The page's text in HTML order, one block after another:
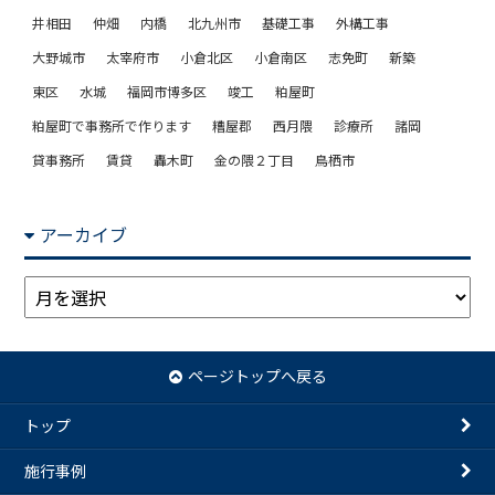
井相田 仲畑 内橋 北九州市 基礎工事
外構工事
大野城市
太宰府市 小倉北区 小倉南区 志免町
新築
東区
水城 福岡市博多区 竣工
粕屋町
粕屋町で事務所で作ります
糟屋郡 西月隈 診療所
諸岡
貸事務所
賃貸 轟木町 金の隈２丁目 鳥栖市
アーカイブ
ア
ー
ブ
ページトップへ戻る
トップ
施行事例